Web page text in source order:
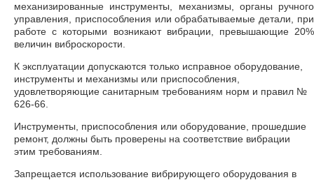
механизированные инструменты, механизмы, органы ручного
управления, приспособления или обрабатываемые детали, при
работе с которыми возникают вибрации, превышающие 20%
величин виброскорости.
К эксплуатации допускаются только исправное оборудование,
инструменты и механизмы или приспособления,
удовлетворяющие санитарным требованиям норм и правил №
626-66.
Инструменты, приспособления или оборудование, прошедшие
ремонт, должны быть проверены на соответствие вибрации
этим требованиям.
Запрещается использование вибрирующего оборудования в